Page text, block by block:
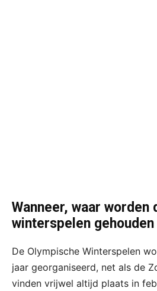
Wanneer, waar worden
winterspelen gehouden
De Olympische Winterspelen
jaar georganiseerd, net als de
vinden vrijwel altijd plaats in